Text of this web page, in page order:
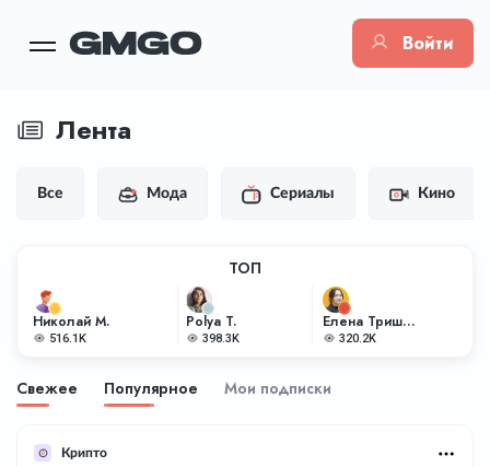
Войти
Лента
Все Мода Сериалы Кино
ТОП
Николай М.
516.1K
Polya T.
398.3K
Елена Тришкина
320.2K
Свежее Популярное Мои подписки
Крипто